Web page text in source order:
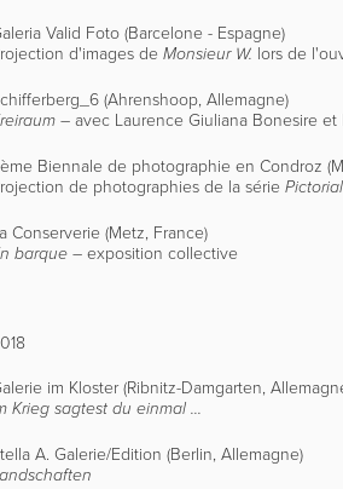
Valid Foto (Barcelone - Espagne)
d'images de Monsieur W. lors de
(Ahrenshoop, Allemagne)
– avec Laurence Giuliana Bonesire et
Biennale de photographie en Condroz
de photographies de la série
Conserverie (Metz, France)
barque – exposition collective
im Kloster (Ribnitz-Damgarten,
Krieg sagtest du einmal ...
A. Galerie/Edition (Berlin, Allemagne)